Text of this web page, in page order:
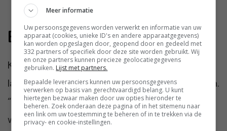
Energy suckers
Kon Elsa er eerder nog zo en dan nog om
lachen, tegenwoordig is haar dat wel vergaan.
“Het lijkt wel of mijn moeder steeds bozer
wordt op mijn vader. Ze zit alleen maar te
Meer informatie
Uw persoonsgegevens worden verwerkt en informatie van uw
apparaat (cookies, unieke ID's en andere apparaatgegevens)
kan worden opgeslagen door, geopend door en gedeeld met
332 partners of specifiek door deze site worden gebruikt. Wij
en onze partners kunnen precieze geolocatiegegevens
gebruiken. Lijst met partners.
Bepaalde leveranciers kunnen uw persoonsgegevens
verwerken op basis van gerechtvaardigd belang. U kunt
hiertegen bezwaar maken door uw opties hieronder te
beheren. Zoek onderaan deze pagina of in het sitemenu naar
een link om uw toestemming te beheren of in te trekken via de
privacy- en cookie-instellingen.